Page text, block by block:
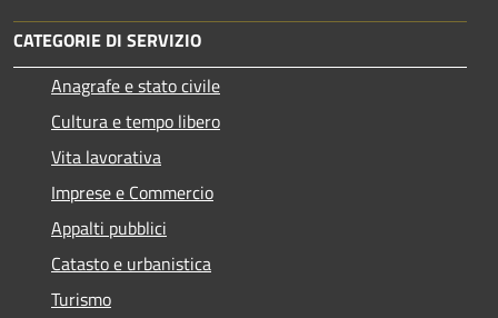
CATEGORIE DI SERVIZIO
Anagrafe e stato civile
Cultura e tempo libero
Vita lavorativa
Imprese e Commercio
Appalti pubblici
Catasto e urbanistica
Turismo